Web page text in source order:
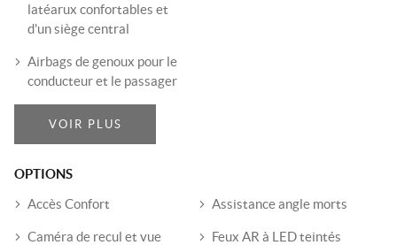
latéarux confortables et
d'un siège central
Airbags de genoux pour le
conducteur et le passager
VOIR PLUS
OPTIONS
Accès Confort
Assistance angle morts
Caméra de recul et vue
Feux AR à LED teintés